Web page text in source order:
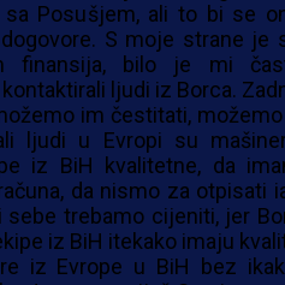
Posušjem, ali to bi se
S moje strane je
finansija, bilo je mi
ljudi iz Borca.
im čestitati,
ljudi u Evropi su
iz BiH kvalitetne, da
da nismo za otpisati
trebamo cijeniti, jer
iz BiH itekako imaju
iz Evrope u BiH bez